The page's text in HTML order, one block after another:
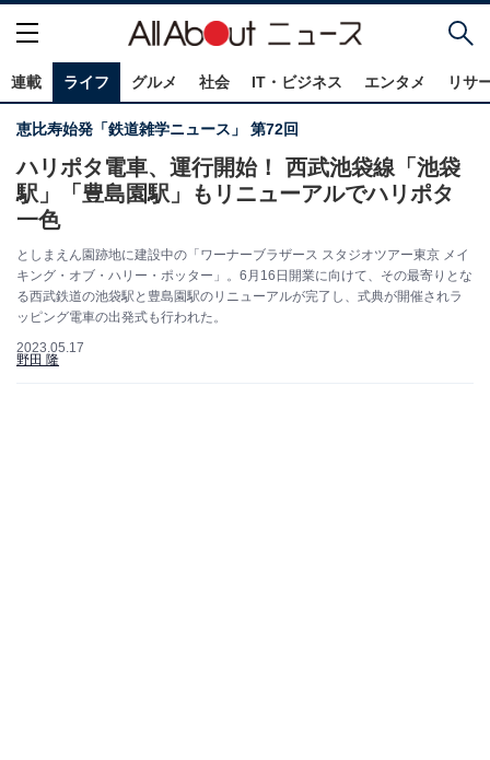
連載 ライフ グルメ 社会 IT・ビジネス エンタメ リサ
恵比寿始発「鉄道雑学ニュース」 第72回
ハリポタ電車、運行開始！ 西武池袋線「池袋
駅」「豊島園駅」もリニューアルでハリポタ
一色
としまえん園跡地に建設中の「ワーナーブラザース スタジオツアー東京 メイ
キング・オブ・ハリー・ポッター」。6月16日開業に向けて、その最寄りとな
る西武鉄道の池袋駅と豊島園駅のリニューアルが完了し、式典が開催されラ
ッピング電車の出発式も行われた。
2023.05.17
野田 隆